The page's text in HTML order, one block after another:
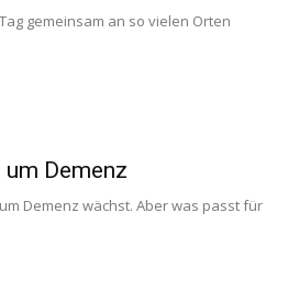
gemeinsam an so vielen Orten
Demenz
Demenz wächst. Aber was passt für